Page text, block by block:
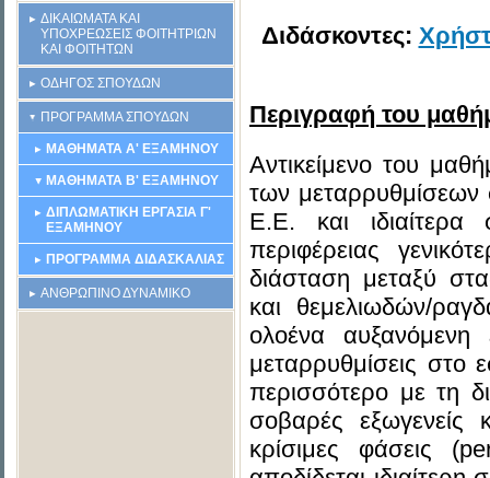
ΔΙΚΑΙΩΜΑΤΑ ΚΑΙ
ΥΠΟΧΡΕΩΣΕΙΣ ΦΟΙΤΗΤΡΙΩΝ
ΚΑΙ ΦΟΙΤΗΤΩΝ
ΟΔΗΓΟΣ ΣΠΟΥΔΩΝ
ΠΡΟΓΡΑΜΜΑ ΣΠΟΥΔΩΝ
ΜΑΘΗΜΑΤΑ Α' ΕΞΑΜΗΝΟΥ
ΜΑΘΗΜΑΤΑ Β' ΕΞΑΜΗΝΟΥ
ΔΙΠΛΩΜΑΤΙΚΗ ΕΡΓΑΣΙΑ Γ'
ΕΞΑΜΗΝΟΥ
ΠΡΟΓΡΑΜΜΑ ΔΙΔΑΣΚΑΛΙΑΣ
ΑΝΘΡΩΠΙΝΟ ΔΥΝΑΜΙΚΟ
Διδάσκοντες:
Περιγραφή του
Αντικείμενο του
των μεταρρυθμίσεων
Ε.Ε. και
περιφέρειας
διάσταση μεταξύ
και θεμελιωδών/
ολοένα
μεταρρυθμίσεις στο
περισσότερο με τη
σοβαρές εξωγενείς
κρίσιμες φάσεις